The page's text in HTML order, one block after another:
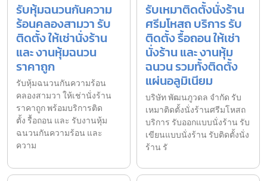
รับหุ้มฉนวนกันความ
ร้อนคลองสามวา รับ
ติดตั้ง ให้เช่านั่งร้าน
และ งานหุ้มฉนวน
ราคาถูก
รับหุ้มฉนวนกันความร้อน
คลองสามวา ให้เช่านั่งร้าน
ราคาถูก พร้อมบริการติด
ตั้ง รื้อถอน และ รับงานหุ้ม
ฉนวนกันความร้อน และ
ความ
รับเหมาติดตั้งนั่งร้าน
ศรีมโหสถ บริการ รับ
ติดตั้ง รื้อถอน ให้เช่า
นั่งร้าน และ งานหุ้ม
ฉนวน รวมทั้งติดตั้ง
แผ่นอลูมิเนียม
บริษัท พัฒนภูวดล จำกัด รับ
เหมาติดตั้งนั่งร้านศรีมโหสถ
บริการ รับออกแบบนั่งร้าน รับ
เขียนแบบนั่งร้าน รับติดตั้งนั่ง
ร้าน รั